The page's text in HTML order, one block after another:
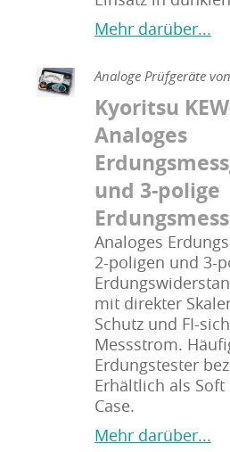
Mehr darüber...
Analoge Prüfgeräte
Kyoritsu
Analoges
und 3-polige
Analoges
2-poligen und 3-
mit direkter
Schutz und FI-
Messstrom.
Erdungstester
Erhältlich als Soft
Case.
Mehr darüber...